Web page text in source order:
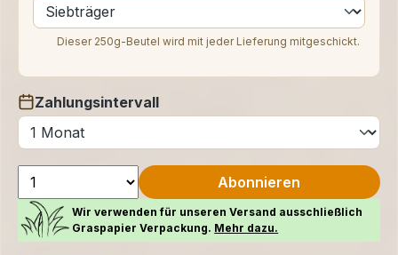
Dieser 250g-Beutel wird mit jeder Lieferung mitgeschickt.
Zahlungsintervall
auswählen
Abonnieren
Wir verwenden für unseren Versand ausschließlich
Graspapier Verpackung. Mehr dazu.